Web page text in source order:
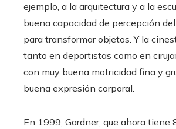
ejemplo, a la arquitectura y a la
buena capacidad de percepción
para transformar objetos. Y la
tanto en deportistas como en
con muy buena motricidad fina y
buena expresión corporal.
En 1999, Gardner, que ahora tiene